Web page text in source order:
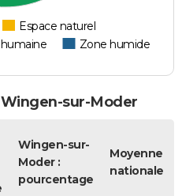
Espace naturel
Zone humide
sur-Moder
Wingen-sur-
Moder :
pourcentage
Moyenne
nationale